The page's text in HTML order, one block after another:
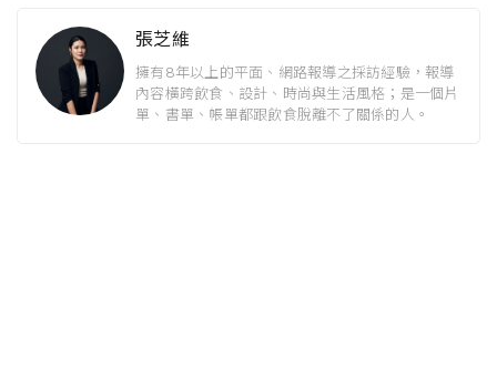
張芝維
擁有8年以上的平面、網路報導之採訪經驗，報導
內容橫跨飲食、設計、時尚與生活風格；是一個片
單、書單、帳單都跟飲食脫離不了關係的人。